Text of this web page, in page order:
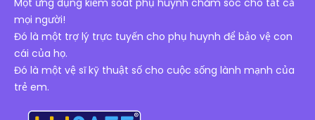
Một ứng dụng kiểm soát phụ huynh chăm sóc cho tất cả
mọi người!
Đó là một trợ lý trực tuyến cho phụ huynh để bảo vệ con
cái của họ.
Đó là một vệ sĩ kỹ thuật số cho cuộc sống lành mạnh của
trẻ em.